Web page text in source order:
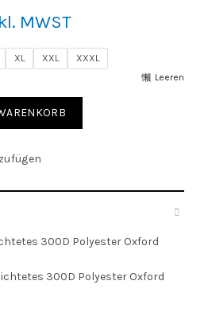
MWST
XL XXL
XXXL
Leeren
300D Polyester Oxford
300D Polyester Oxford